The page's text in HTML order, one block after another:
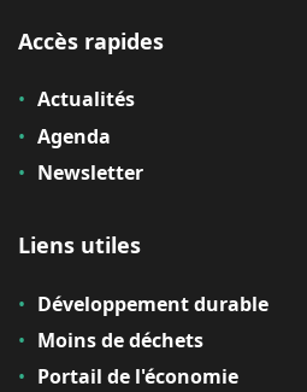
Accès rapides
Actualités
Agenda
Newsletter
Liens utiles
Développement durable
Moins de déchets
Portail de l'économie